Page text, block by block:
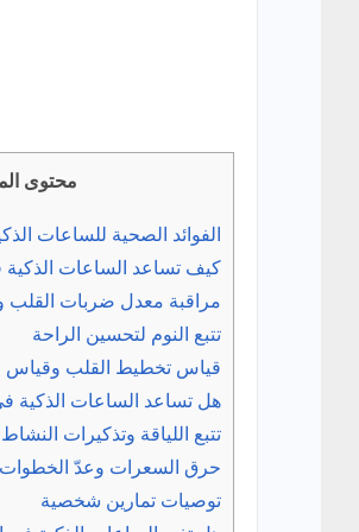
محتوى
الفوائد الصحية للساعات
كيف تساعد الساعات
مراقبة معدل ضربات القلب
تتبع النوم لتحسين الراحة
قياس تخطيط القلب وقياس
هل تساعد الساعات الذكية
تتبع اللياقة وتذكيرات النشاط
حرق السعرات وعدّ الخطوات
توصيات تمارين شخصية